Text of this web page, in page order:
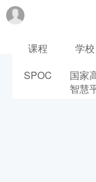
课程 学校
SPOC
国家
智慧